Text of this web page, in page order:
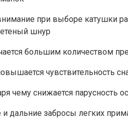
при выборе катушки
шнур
большим количеством
чувствительность
чему снижается парусность
дальние забросы легких